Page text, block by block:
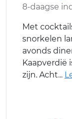
8-daagse
Met
snorkelen
avonds
Kaapverdië
zijn. Acht